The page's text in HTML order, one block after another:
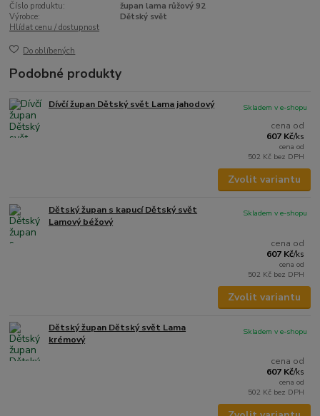
Číslo produktu:
župan lama růžový 92
Výrobce:
Dětský svět
Hlídat cenu / dostupnost
Do oblíbených
Podobné produkty
Dívčí župan Dětský svět Lama jahodový
cena od
607 Kč/ks
cena od
502 Kč bez DPH
Skladem v e-shopu
Zvolit variantu
Dětský župan s kapucí Dětský svět
Lamový béžový
cena od
607 Kč/ks
cena od
502 Kč bez DPH
Skladem v e-shopu
Zvolit variantu
Dětský župan Dětský svět Lama
krémový
cena od
607 Kč/ks
cena od
502 Kč bez DPH
Skladem v e-shopu